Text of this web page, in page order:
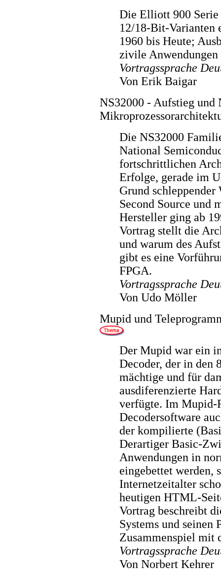
Die Elliott 900
12/18-Bit-Varianten
1960 bis Heute;
zivile
Vortragssprache
Von Erik Baigar
NS32000 - Aufstieg und
Die NS32000
National
fortschrittlichen
Erfolge, gerade im
Grund
Second Source und
Hersteller ging ab
Vortrag stellt die
und warum des
gibt es eine
FPGA.
Vortragssprache
Von Udo Möller
Mupid und
Der Mupid war ein
Decoder, der in den
mächtige und für
ausdiferenzierte
verfügte. Im Mupid-
Decodersoftware
der kompilierte
Derartiger Basic-
Anwendungen in
eingebettet werden,
Internetzeitalter
heutigen HTML-
Vortrag beschreibt
Systems und seinen
Zusammenspiel mit
Vortragssprache
Von Norbert Kehrer